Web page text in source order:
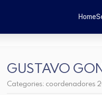
Home
GUSTAVO
Categories: coordenadores